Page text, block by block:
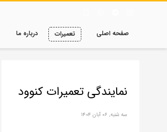
صفحه اصلی تعمیرات درباره ما
نمایندگی تعمیرات کنوود
سه شنبه, ۰۶ آبان ۱۴۰۴